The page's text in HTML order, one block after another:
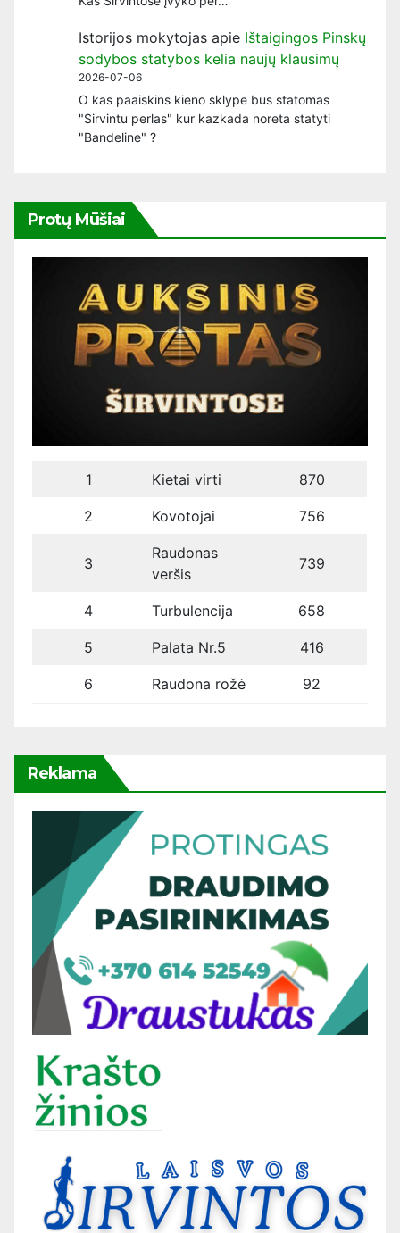
Istorijos mokytojas apie Ištaigingos Pinskų
sodybos statybos kelia naujų klausimų
2026-07-06
O kas paaiskins kieno sklype bus statomas
"Sirvintu perlas" kur kazkada noreta statyti
"Bandeline" ?
Protų Mūšiai
1 Kietai virti 870
2 Kovotojai 756
3
Raudonas
veršis
739
4 Turbulencija 658
5 Palata Nr.5 416
6 Raudona rožė 92
Reklama